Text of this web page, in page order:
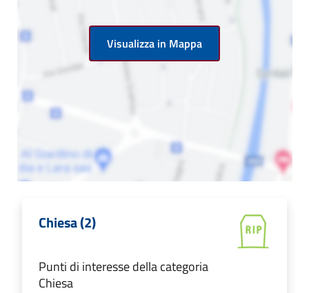
Visualizza in Mappa
Chiesa (2)
Punti di interesse della categoria
Chiesa